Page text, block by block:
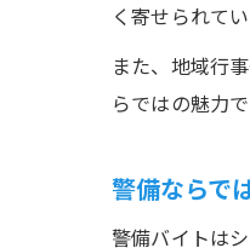
く寄せられてい
また、地域行
らではの魅力で
警備ならで
警備バイトは